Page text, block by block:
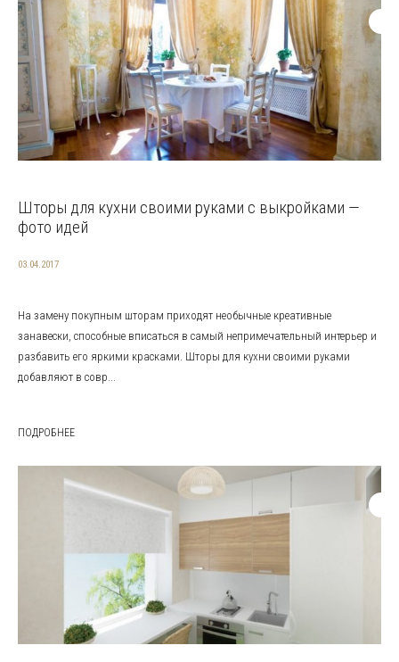
Шторы для кухни своими руками с выкройками —
фото идей
03.04.2017
На замену покупным шторам приходят необычные креативные
занавески, способные вписаться в самый непримечательный интерьер и
разбавить его яркими красками. Шторы для кухни своими руками
добавляют в совр...
ПОДРОБНЕЕ